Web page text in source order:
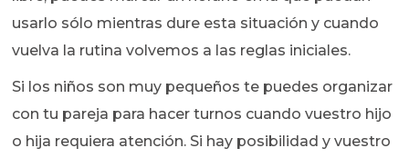
usarlo sólo mientras dure esta situación y cuando
vuelva la rutina volvemos a las reglas iniciales.
Si los niños son muy pequeños te puedes organizar
con tu pareja para hacer turnos cuando vuestro hijo
o hija requiera atención. Si hay posibilidad y vuestro